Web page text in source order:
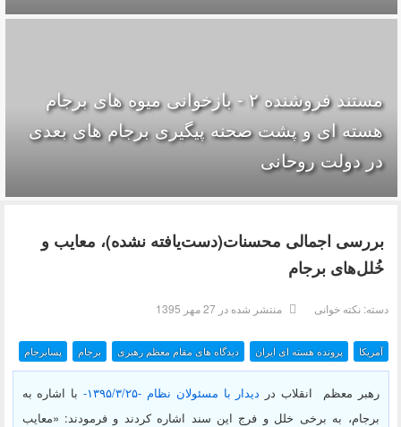
مستند فروشنده ۲ - بازخوانی میوه های برجام
هسته ای و پشت صحنه پیگیری برجام های بعدی
در دولت روحانی
بررسی اجمالی محسنات(دست‌یافته نشده)، معایب و
خُلل‌های برجام
دسته:نکته خوانی منتشر شده در 27 مهر 1395
آمریکا پرونده هسته ای ایران دیدگاه های مقام معظم رهبری برجام پسابرجام
رهبر معظم انقلاب در دیدار با مسئولان نظام -۱۳۹۵/۳/۲۵-
با اشاره به
برجام، به برخی خلل و فرج این سند اشاره کردند و فرمودند: «معایب